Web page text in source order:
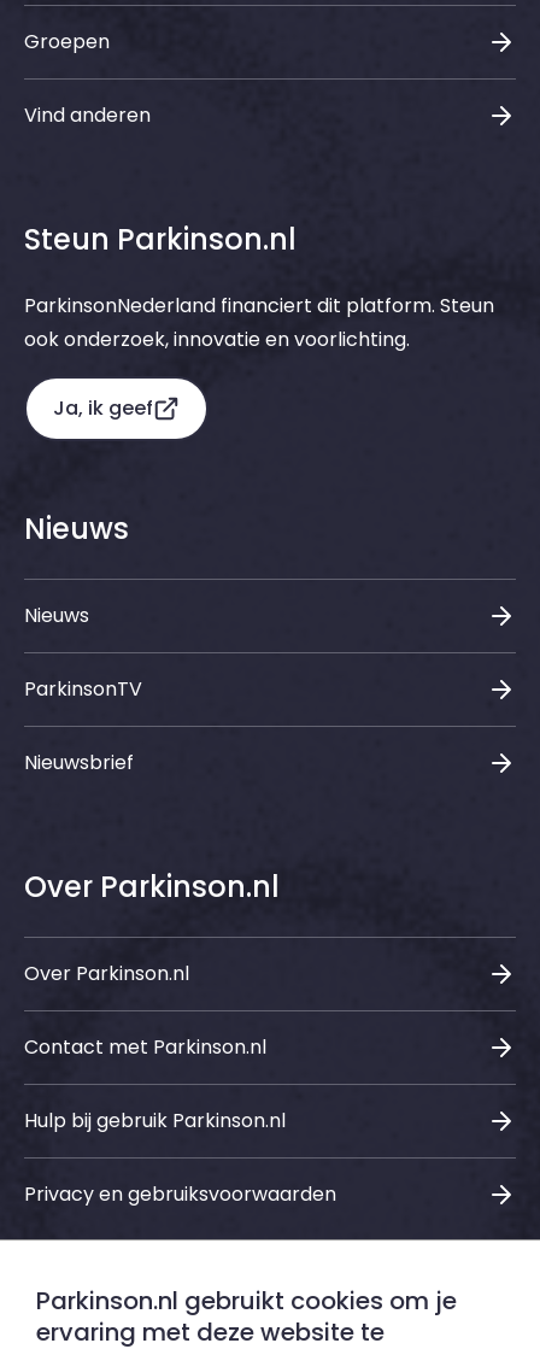
Groepen
Vind anderen
Steun Parkinson.nl
ParkinsonNederland financiert dit platform. Steun
ook onderzoek, innovatie en voorlichting.
Ja, ik geef
Nieuws
Nieuws
ParkinsonTV
Nieuwsbrief
Over Parkinson.nl
Over Parkinson.nl
Contact met Parkinson.nl
Hulp bij gebruik Parkinson.nl
Privacy en gebruiksvoorwaarden
Sociale media
Parkinson.nl gebruikt cookies om je
ervaring met deze website te